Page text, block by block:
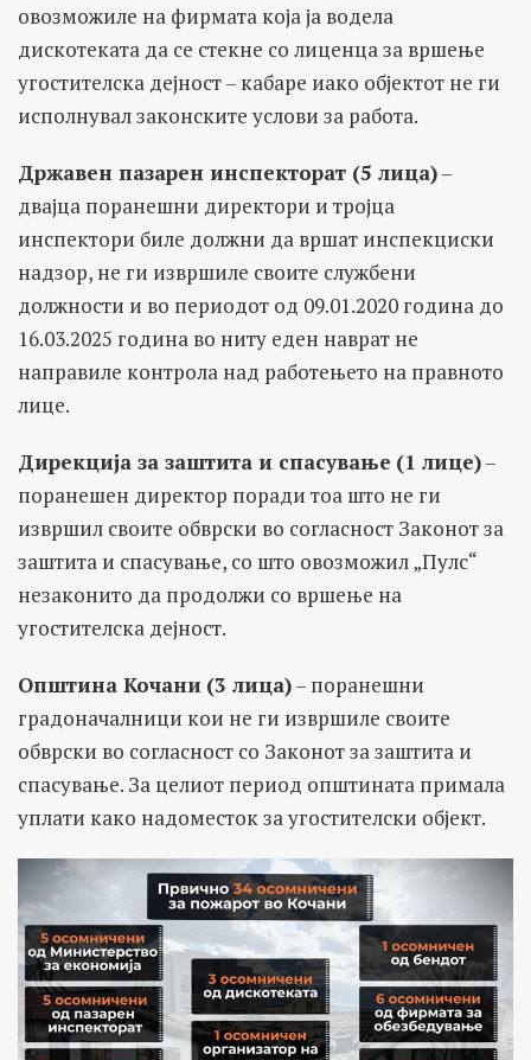
овозможиле на фирмата која ја водела
дискотеката да се стекне со лиценца за вршење
угостителска дејност – кабаре иако објектот не ги
исполнувал законските услови за работа.
Државен пазарен инспекторат (5 лица)–
двајца поранешни директори и тројца
инспектори биле должни да вршат инспекциски
надзор, не ги извршиле своите службени
должности и во периодот од 09.01.2020 година до
16.03.2025 година во ниту еден наврат не
направиле контрола над работењето на правното
лице.
Дирекција за заштита и спасување (1 лице)–
поранешен директор поради тоа што не ги
извршил своите обврски во согласност Законот за
заштита и спасување, со што овозможил „Пулс“
незаконито да продолжи со вршење на
угостителска дејност.
Општина Кочани (3 лица)– поранешни
градоначалници кои не ги извршиле своите
обврски во согласност со Законот за заштита и
спасување. За целиот период општината примала
уплати како надоместок за угостителски објект.